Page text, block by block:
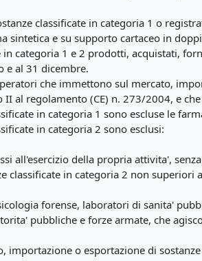
classificate in categoria 1 o
e su supporto cartaceo in
categoria 1 e 2 prodotti, acquistati,
e al 31 dicembre.
che immettono sul mercato,
al regolamento (CE) n. 273/2004, e
in categoria 1 sono escluse le
in categoria 2 sono esclusi:
all'esercizio della propria attivita',
classificate in categoria 2 non
forense, laboratori di sanita'
pubbliche e forze armate, che
o esportazione di